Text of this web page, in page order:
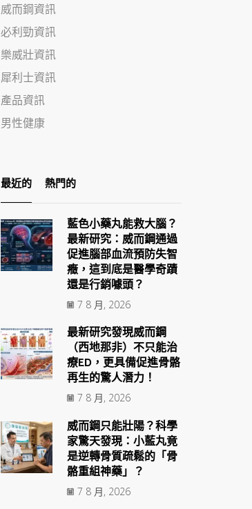
威而鋼資訊
必利勁資訊
樂威壯資訊
犀利士資訊
產品資訊
男性健康
最近的 熱門的
藍色小藥丸能救大腦？
最新研究：威而鋼通過
促進腦部血流預防失智
癥，這到底是醫學奇蹟
還是行銷噱頭？
7 8 月, 2026
最新研究發現威而鋼
（西地那非）不只能治
療ED，更具備促進骨骼
再生的驚人潛力！
7 8 月, 2026
威而鋼只能壯陽？科學
家驚天發現：小藍丸竟
是逆轉骨質疏鬆的「骨
骼重組神藥」？
7 8 月, 2026